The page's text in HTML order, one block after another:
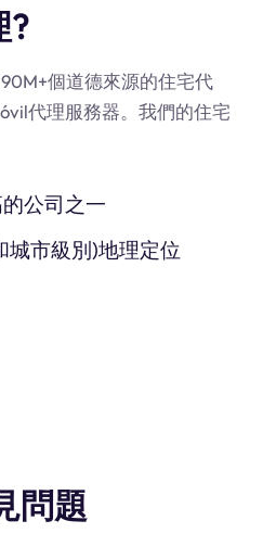
?
個道德來源的住宅代
代理服務器。我們的住宅
公司之一
城市級別)地理定位
問題